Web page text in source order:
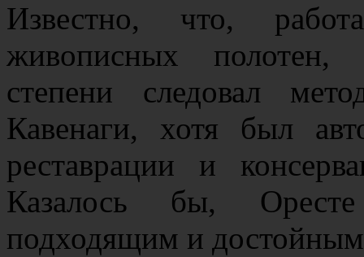
Известно, что,
живописных полотен,
степени следовал
Кавенаги, хотя был
реставрации и
Казалось бы,
подходящим и